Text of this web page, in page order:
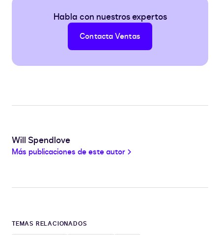
Habla con nuestros expertos
Contacta Ventas
Will Spendlove
Más publicaciones de este autor
TEMAS RELACIONADOS